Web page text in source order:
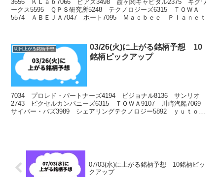
3656 ＫＬａｂ7066 ピアズ3498 霞ヶ関キャピタル2375 ギグワ
ークス5595 ＱＰＳ研究所5248 テクノロジーズ6315 ＴＯＷＡ
5574 ＡＢＥＪＡ7047 ポート7095 Ｍａｃｂｅｅ Ｐｌａｎｅｔ
明日上がる銘柄予想
03/26(火)に上がる銘柄予想 10
銘柄ピックアップ
7034 プロレド・パートナーズ4194 ビジョナル8136 サンリオ
2743 ピクセルカンパニーズ6315 ＴＯＷＡ9107 川崎汽船7069
サイバー・バズ3989 シェアリングテクノロジー5892 ｙｕｔｏｒ
07/03(水)に上がる銘柄予想 10銘柄ピッ
クアップ